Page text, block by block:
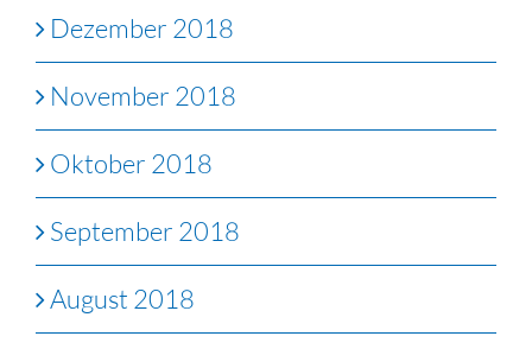
Dezember 2018
November 2018
Oktober 2018
September 2018
August 2018